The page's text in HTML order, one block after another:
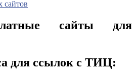
сайты для
для ссылок с ТИЦ: